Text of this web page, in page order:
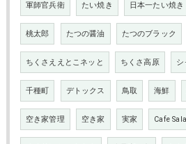
軍師官兵衛 たい焼き 日本一たい焼き
桃太郎 たつの醤油 たつのブラック
ちくさええとこネッと ちくさ高原 シ
千種町 デトックス 鳥取 海鮮
空き家管理 空き家 実家 Cafe